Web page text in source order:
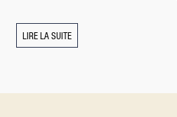
LIRE LA SUITE